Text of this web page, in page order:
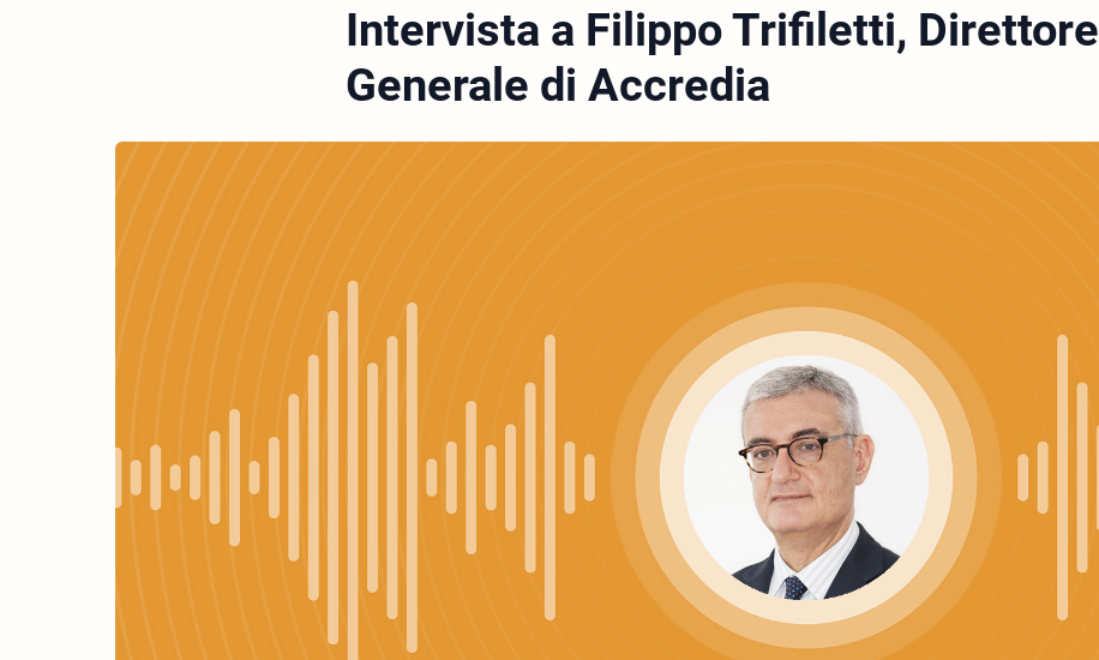
Intervista a Filippo Trifiletti, Direttore
Generale di Accredia